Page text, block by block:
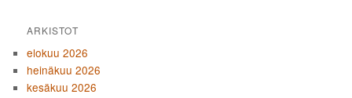
ARKISTOT
elokuu 2026
heinäkuu 2026
kesäkuu 2026